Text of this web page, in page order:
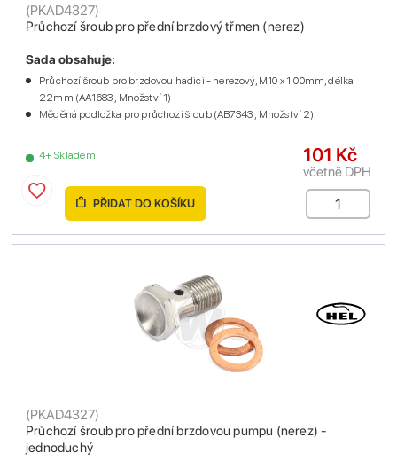
Průchozí šroub pro přední brzdový třmen (nerez)
(PKAD4327)
4+ Skladem
Sada obsahuje:
Průchozí šroub pro brzdovou hadici - nerezový, M10 x 1.00mm, délka
22mm (AA1683 , Množství 1)
Měděná podložka pro průchozí šroub (AB7343 , Množství 2)
101 Kč
včetně DPH
PŘIDAT DO KOŠÍKU
Průchozí šroub pro přední brzdovou pumpu (nerez) -
jednoduchý
(PKAD4327)